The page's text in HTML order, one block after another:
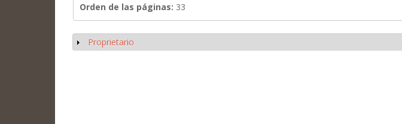
Orden de las páginas: 33
Mostrar
Proprietario